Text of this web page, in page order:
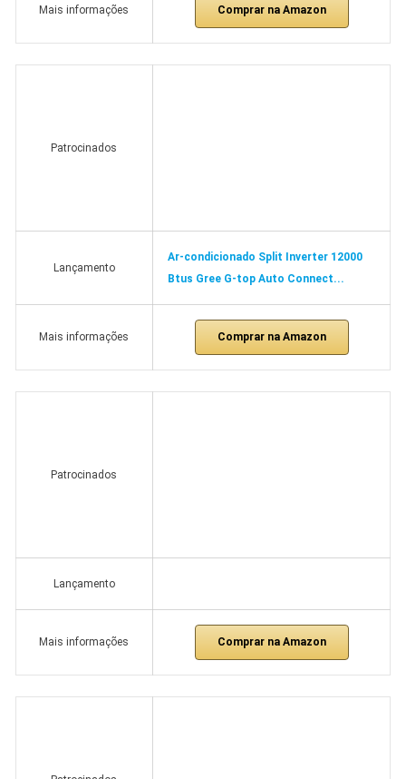
Mais informações Comprar na Amazon
Patrocinados
Lançamento
Ar-condicionado Split Inverter 12000
Btus Gree G-top Auto Connect...
Mais informações Comprar na Amazon
Patrocinados
Lançamento
Mais informações Comprar na Amazon